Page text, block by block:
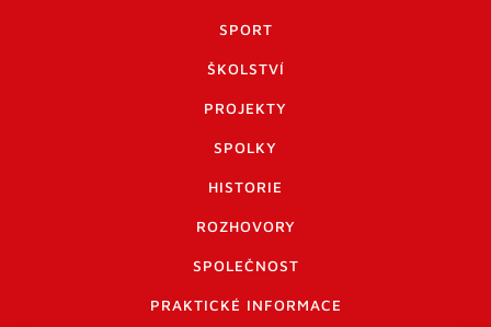
SPORT
ŠKOLSTVÍ
PROJEKTY
SPOLKY
HISTORIE
ROZHOVORY
SPOLEČNOST
PRAKTICKÉ INFORMACE